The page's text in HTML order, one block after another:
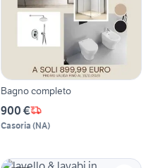
Bagno completo
900 €
Casoria (NA)